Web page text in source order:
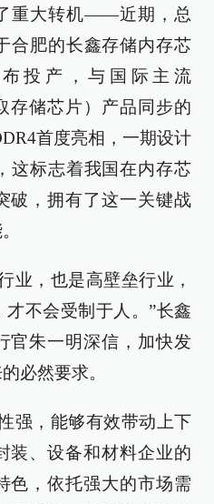
重大转机——近期，总
合肥的长鑫存储内存芯
投产，与国际主流
存储芯片）产品同步的
首度亮相，一期设计
这标志着我国在内存芯
破，拥有了这一关键战
业，也是高壁垒行业，
不会受制于人。”长鑫
官朱一明深信，加快发
必然要求。
强，能够有效带动上下
装、设备和材料企业的
色，依托强大的市场需